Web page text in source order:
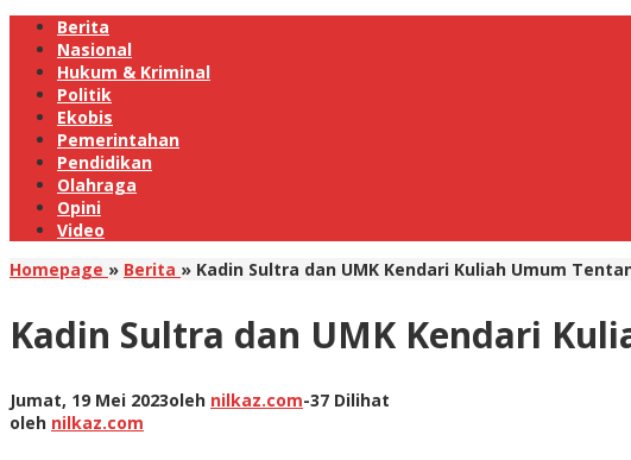
Berita
Nasional
Hukum & Kriminal
Politik
Ekobis
Pemerintahan
Pendidikan
Olahraga
Opini
Video
Homepage » Berita » Kadin Sultra dan UMK Kendari Kuliah Umum
Kadin Sultra dan UMK Kendari
Jumat, 19 Mei 2023oleh nilkaz.com-37 Dilihat
oleh nilkaz.com